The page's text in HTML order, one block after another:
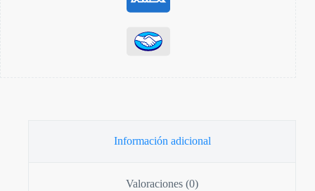
Información adicional
Valoraciones (0)